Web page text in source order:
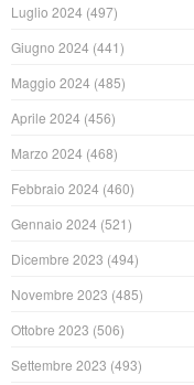
Luglio 2024 (497)
Giugno 2024 (441)
Maggio 2024 (485)
Aprile 2024 (456)
Marzo 2024 (468)
Febbraio 2024 (460)
Gennaio 2024 (521)
Dicembre 2023 (494)
Novembre 2023 (485)
Ottobre 2023 (506)
Settembre 2023 (493)